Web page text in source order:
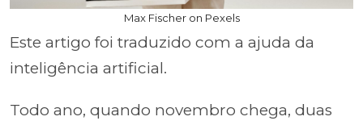
Max Fischer on Pexels
Este artigo foi traduzido com a ajuda da
inteligência artificial.
Todo ano, quando novembro chega, duas